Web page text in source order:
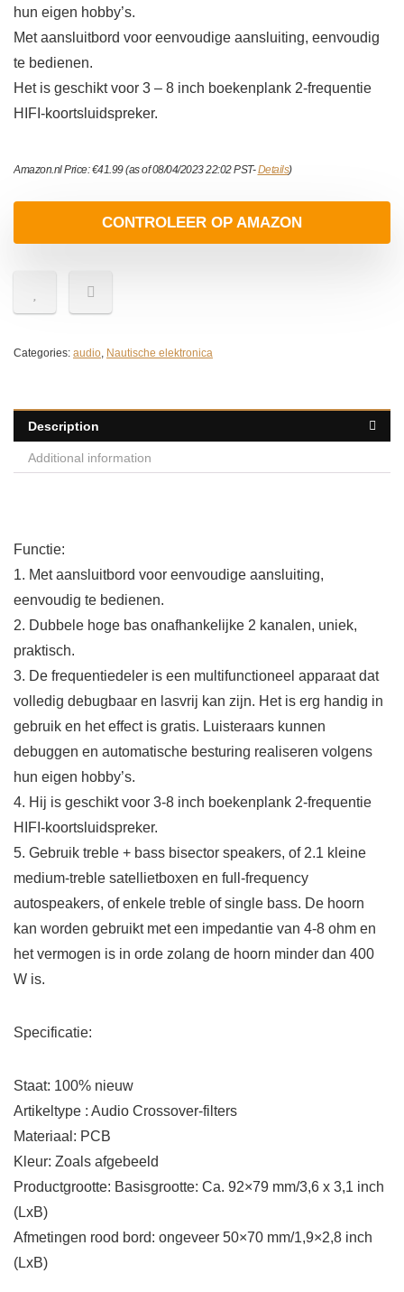
hun eigen hobby’s.
Met aansluitbord voor eenvoudige aansluiting, eenvoudig
te bedienen.
Het is geschikt voor 3 – 8 inch boekenplank 2-frequentie
HIFI-koortsluidspreker.
Amazon.nl Price:€41.99(as of 08/04/2023 22:02 PST-Details)
CONTROLEER OP AMAZON
Categories: audio, Nautische elektronica
Description
Additional information
Functie:
1. Met aansluitbord voor eenvoudige aansluiting,
eenvoudig te bedienen.
2. Dubbele hoge bas onafhankelijke 2 kanalen, uniek,
praktisch.
3. De frequentiedeler is een multifunctioneel apparaat dat
volledig debugbaar en lasvrij kan zijn. Het is erg handig in
gebruik en het effect is gratis. Luisteraars kunnen
debuggen en automatische besturing realiseren volgens
hun eigen hobby’s.
4. Hij is geschikt voor 3-8 inch boekenplank 2-frequentie
HIFI-koortsluidspreker.
5. Gebruik treble + bass bisector speakers, of 2.1 kleine
medium-treble satellietboxen en full-frequency
autospeakers, of enkele treble of single bass. De hoorn
kan worden gebruikt met een impedantie van 4-8 ohm en
het vermogen is in orde zolang de hoorn minder dan 400
W is.
Specificatie:
Staat: 100% nieuw
Artikeltype : Audio Crossover-filters
Materiaal: PCB
Kleur: Zoals afgebeeld
Productgrootte: Basisgrootte: Ca. 92×79 mm/3,6 x 3,1 inch
(LxB)
Afmetingen rood bord: ongeveer 50×70 mm/1,9×2,8 inch
(LxB)